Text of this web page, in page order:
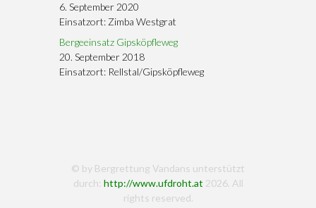
6. September 2020
Einsatzort: Zimba Westgrat
Bergeeinsatz Gipsköpfleweg
20. September 2018
Einsatzort: Rellstal/Gipsköpfleweg
© by Bergrettung Vandans unterstützt
durch: http://www.ufdroht.at 2026. All
rights reserved.